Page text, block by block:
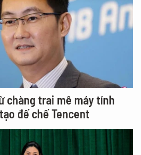
chàng trai mê máy tính
đế chế Tencent